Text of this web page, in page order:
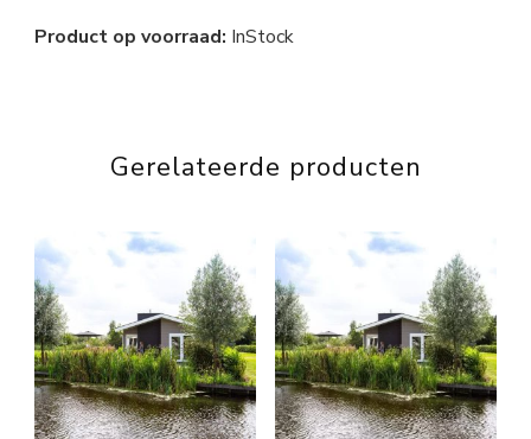
Product op voorraad: InStock
Gerelateerde producten